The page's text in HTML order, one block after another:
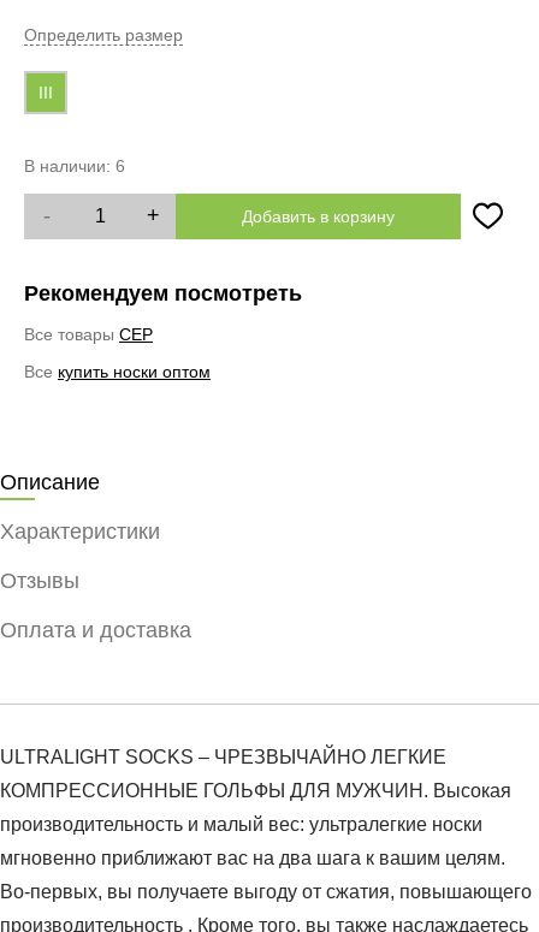
Определить размер
III
В наличии: 6
- + Добавить в корзину
Рекомендуем посмотреть
Все товары CEP
Все купить носки оптом
Описание
Характеристики
Отзывы
Оплата и доставка
ULTRALIGHT SOCKS – ЧРЕЗВЫЧАЙНО ЛЕГКИЕ
КОМПРЕССИОННЫЕ ГОЛЬФЫ ДЛЯ МУЖЧИН. Высокая
производительность и малый вес: ультралегкие носки
мгновенно приближают вас на два шага к вашим целям.
Во-первых, вы получаете выгоду от сжатия, повышающего
производительность . Кроме того, вы также наслаждаетесь